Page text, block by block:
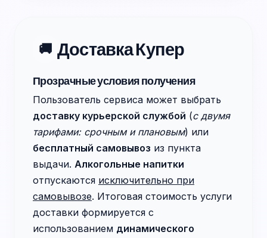
🚚 Доставка Купер
Прозрачные условия получения
Пользователь сервиса может выбрать
доставку курьерской службой (с двумя
тарифами: срочным и плановым) или
бесплатный самовывоз из пункта
выдачи. Алкогольные напитки
отпускаются исключительно при
самовывозе. Итоговая стоимость услуги
доставки формируется с
использованием динамического